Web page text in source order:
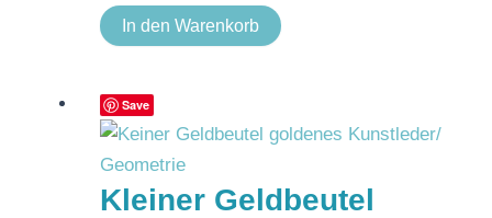
In den Warenkorb
Save
Kleiner Geldbeutel